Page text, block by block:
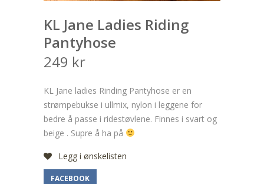
KL Jane Ladies Riding
Pantyhose
249 kr
KL Jane ladies Rinding Pantyhose er en
strømpebukse i ullmix, nylon i leggene for
bedre å passe i ridestøvlene. Finnes i svart og
beige . Supre å ha på
Legg i ønskelisten
FACEBOOK